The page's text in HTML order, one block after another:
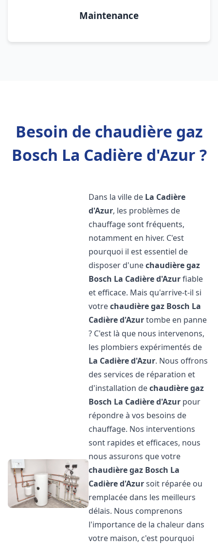
Maintenance
Besoin de chaudière gaz
Bosch La Cadière d'Azur ?
Dans la ville de La Cadière
d'Azur, les problèmes de
chauffage sont fréquents,
notamment en hiver. C'est
pourquoi il est essentiel de
disposer d'unechaudière gaz
Bosch La Cadière d'Azurfiable
et efficace. Mais qu'arrive-t-il si
votrechaudière gaz Bosch La
Cadière d'Azurtombe en panne
? C'est là que nous intervenons,
les plombiers expérimentés de
La Cadière d'Azur. Nous offrons
des services de réparation et
d'installation dechaudière gaz
Bosch La Cadière d'Azur pour
répondre à vos besoins de
chauffage. Nos interventions
sont rapides et efficaces, nous
nous assurons que votre
chaudière gaz Bosch La
Cadière d'Azursoit réparée ou
remplacée dans les meilleurs
délais. Nous comprenons
l'importance de la chaleur dans
votre maison, c'est pourquoi